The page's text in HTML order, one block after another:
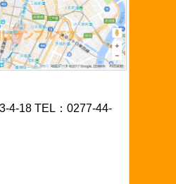
4-18 TEL：0277-44-